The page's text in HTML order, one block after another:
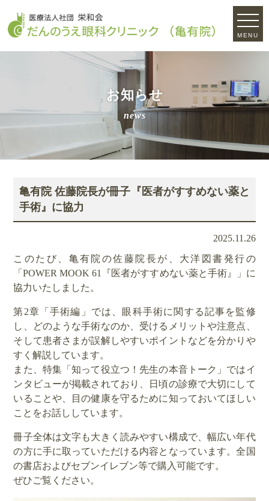
MENU
お知らせ
news
亀有院 佐藤院長が冊子『医者がすすめない薬と
手術』に協力
2025.11.26
このたび、亀有院の佐藤院長が、大洋図書発行の
「POWER MOOK 61『医者がすすめない薬と手術』」に
協力いたしました。
第2章「手術編」では、眼科手術に関する記事を監修
し、どのような手術なのか、受けるメリットや注意点、
そして患者さまが誤解しやすいポイントなどを分かりや
すく解説しています。
また、特集「知って役立つ！先生の本音トーク」ではイ
ンタビューが掲載されており、日頃の診療で大切にして
いることや、目の健康を守るために知っておいてほしい
ことをお話ししています。
冊子全体は文字も大きく読みやすい構成で、幅広い年代
の方に手に取っていただける内容となっています。全国
の書店およびセブンイレブン等で購入可能です。
ぜひご覧ください。